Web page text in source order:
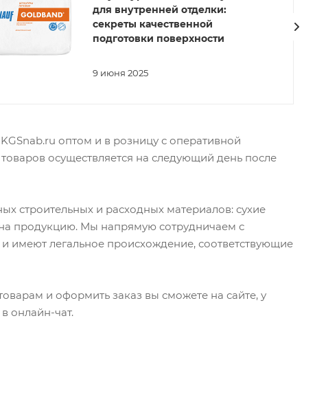
9 июня 2025
для внутренней отделки:
секреты качественной
подготовки поверхности
оптом и в розницу с оперативной
осуществляется на следующий день после
строительных и расходных материалов: сухие
продукцию. Мы напрямую сотрудничаем с
имеют легальное происхождение, соответствующие
и оформить заказ вы сможете на сайте, у
онлайн-чат.